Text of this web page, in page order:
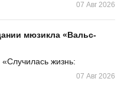
07 Авг 2026
мюзикла «Вальс-
жизнь:
07 Авг 2026